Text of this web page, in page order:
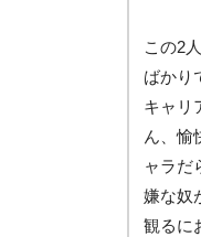
この2
ばかり
キャリ
ん、愉
ャラだ
嫌な奴
観るに